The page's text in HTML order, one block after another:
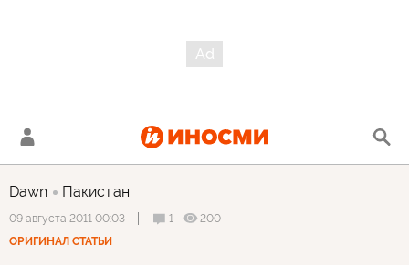
Dawn Пакистан
09 августа 2011 00:03 1
200
ОРИГИНАЛ СТАТЬИ